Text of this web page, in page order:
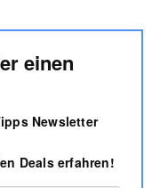
einen
Newsletter
Deals erfahren!